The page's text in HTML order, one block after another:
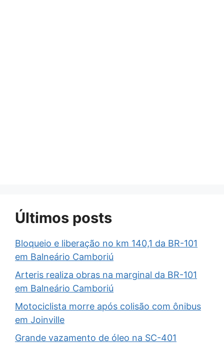
Últimos posts
Bloqueio e liberação no km 140,1 da BR-101
em Balneário Camboriú
Arteris realiza obras na marginal da BR-101
em Balneário Camboriú
Motociclista morre após colisão com ônibus
em Joinville
Grande vazamento de óleo na SC-401